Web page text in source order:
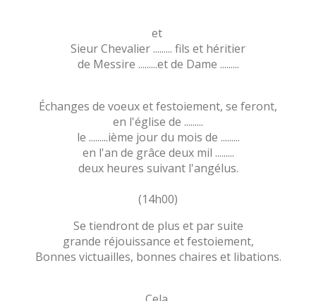
et
Sieur Chevalier ......... fils et héritier
de Messire .........et de Dame .........
Échanges de voeux et festoiement, se feront,
en l'église de .........
le .........ième jour du mois de .........
en l'an de grâce deux mil .........
deux heures suivant l'angélus.
(14h00)
Se tiendront de plus et par suite
grande réjouissance et festoiement,
Bonnes victuailles, bonnes chaires et libations.